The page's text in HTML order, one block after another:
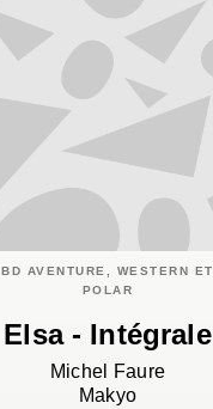
BD AVENTURE, WESTERN ET
POLAR
Elsa - Intégrale
Michel Faure
Makyo